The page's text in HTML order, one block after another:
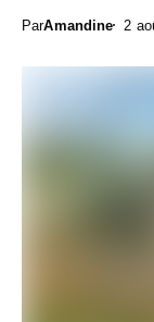
ParAmandine 2